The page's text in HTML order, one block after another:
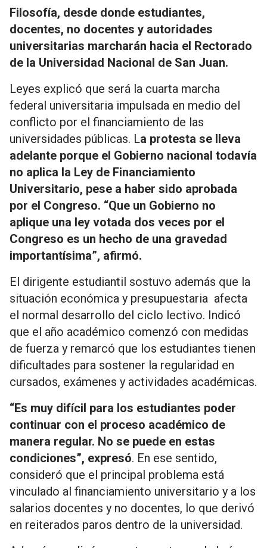
Filosofía, desde donde estudiantes,
docentes, no docentes y autoridades
universitarias marcharán hacia el Rectorado
de la Universidad Nacional de San Juan.
Leyes explicó que será la cuarta marcha
federal universitaria impulsada en medio del
conflicto por el financiamiento de las
universidades públicas. La protesta se lleva
adelante porque el Gobierno nacional todavía
no aplica la Ley de Financiamiento
Universitario, pese a haber sido aprobada
por el Congreso. “Que un Gobierno no
aplique una ley votada dos veces por el
Congreso es un hecho de una gravedad
importantísima”, afirmó.
El dirigente estudiantil sostuvo además que la
situación económica y presupuestaria afecta
el normal desarrollo del ciclo lectivo. Indicó
que el año académico comenzó con medidas
de fuerza y remarcó que los estudiantes tienen
dificultades para sostener la regularidad en
cursados, exámenes y actividades académicas.
“Es muy difícil para los estudiantes poder
continuar con el proceso académico de
manera regular. No se puede en estas
condiciones”, expresó. En ese sentido,
consideró que el principal problema está
vinculado al financiamiento universitario y a los
salarios docentes y no docentes, lo que derivó
en reiterados paros dentro de la universidad.